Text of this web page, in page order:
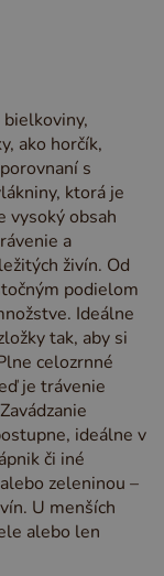
ako horčík,
s
ktorá je
vysoký obsah
a
živín. Od
podielom
Ideálne
tak, aby si
celozrnné
je trávenie
ideálne v
či iné
zeleninou –
U menších
alebo len